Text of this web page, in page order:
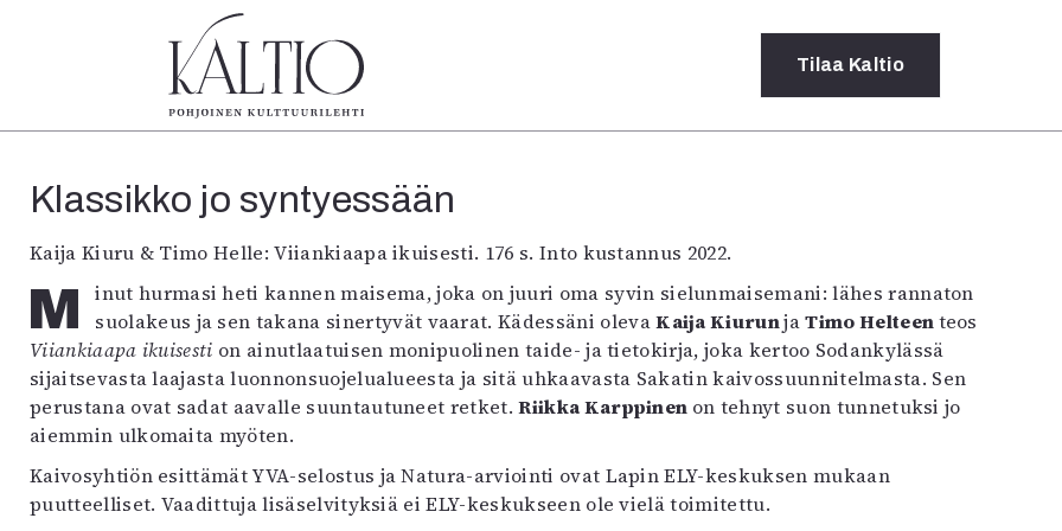
Tanssi
Tanssi
Musiikki
Levyt
4/2026
1/2026
6/2025
5/2025 saame
5/2025
Lehtiarkisto
Yhteistyössä
Toimitus
Mediatiedot
Kaltio ry
Tilaa Kaltio
Klassikko jo syntyessään
Kaija Kiuru & Timo Helle: Viiankiaapa ikuisesti. 176 s. Into kustannus 2022.
Minut hurmasi heti kannen maisema, joka on juuri oma syvin sielunmaisemani: lähes rannaton suolakeus ja sen takana sinertyvät vaarat. Kädessäni olevaKaija KiurunjaTimo Helteenteos
Viiankiaapa ikuisesti on ainutlaatuisen monipuolinen taide- ja tietokirja, joka kertoo Sodankylässä
sijaitsevasta laajasta luonnonsuojelualueesta ja sitä uhkaavasta Sakatin kaivossuunnitelmasta. Sen
perustana ovat sadat aavalle suuntautuneet retket.Riikka Karppinen on tehnyt suon tunnetuksi jo
aiemmin ulkomaita myöten.
Kaivosyhtiön esittämät YVA-selostus ja Natura-arviointi ovat Lapin ELY-keskuksen mukaan
puutteelliset. Vaadittuja lisäselvityksiä ei ELY-keskukseen ole vielä toimitettu.